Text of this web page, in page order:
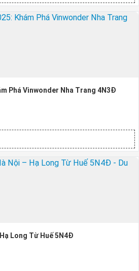
Phá Vinwonder Nha Trang 4N3Đ
Long Từ Huế 5N4Đ